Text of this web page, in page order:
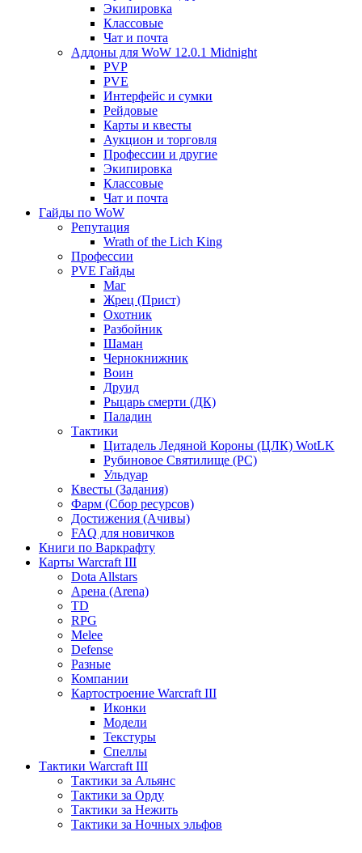
Экипировка
Классовые
Чат и почта
Аддоны для WoW 12.0.1 Midnight
PVP
PVE
Интерфейс и сумки
Рейдовые
Карты и квесты
Аукцион и торговля
Профессии и другие
Экипировка
Классовые
Чат и почта
Гайды по WoW
Репутация
Wrath of the Lich King
Профессии
PVE Гайды
Маг
Жрец (Прист)
Охотник
Разбойник
Шаман
Чернокнижник
Воин
Друид
Рыцарь смерти (ДК)
Паладин
Тактики
Цитадель Ледяной Короны (ЦЛК) WotLK
Рубиновое Святилище (РС)
Ульдуар
Квесты (Задания)
Фарм (Сбор ресурсов)
Достижения (Ачивы)
FAQ для новичков
Книги по Варкрафту
Карты Warcraft III
Dota Allstars
Арена (Arena)
TD
RPG
Melee
Defense
Разные
Компании
Картостроение Warcraft III
Иконки
Модели
Текстуры
Спеллы
Тактики Warcraft III
Тактики за Альянс
Тактики за Орду
Тактики за Нежить
Тактики за Ночных эльфов